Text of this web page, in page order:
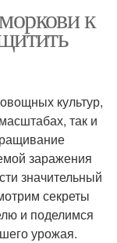
к
культур,
так и
заражения
значительный
секреты
и поделимся
урожая.